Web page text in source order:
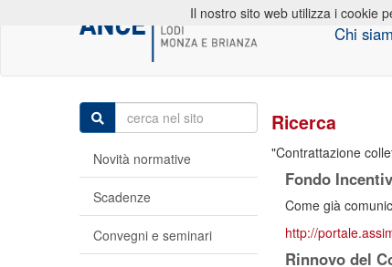
Chi
Ricerca
Contrattazione
Fondo
Come già
http://
Rinnovo del
Novità normative
Scadenze
Convegni e seminari
Il nostro sito web utilizza i cookie